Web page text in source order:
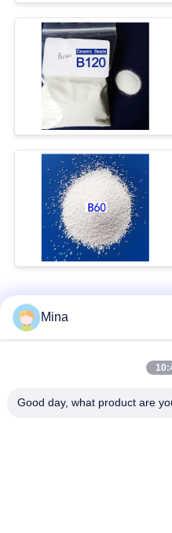
Categorie
Mina
Good day, what product are